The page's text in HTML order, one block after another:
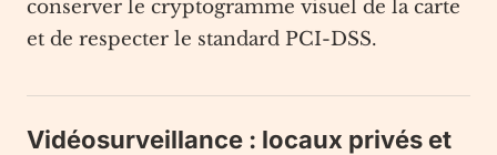
conserver le cryptogramme visuel de la carte
et de respecter le standard PCI-DSS.
Vidéosurveillance : locaux privés et